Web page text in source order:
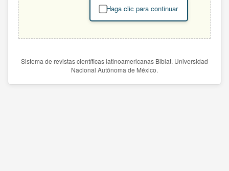
Haga clic para continuar
Sistema de revistas científicas latinoamericanas Biblat. Universidad
Nacional Autónoma de México.